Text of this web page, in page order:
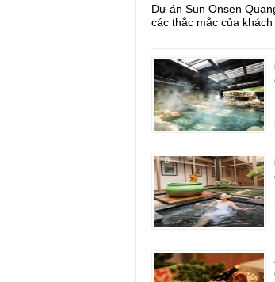
Dự án Sun Onsen
các thắc mắc của